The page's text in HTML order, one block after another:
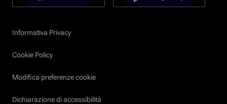
Informativa Privacy
Cookie Policy
Modifica preferenze cookie
Dichiarazione di accessibilità